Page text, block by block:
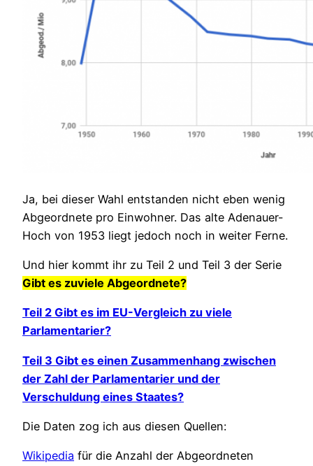
Ja, bei dieser Wahl entstanden nicht eben wenig
Abgeordnete pro Einwohner. Das alte Adenauer-
Hoch von 1953 liegt jedoch noch in weiter Ferne.
Und hier kommt ihr zu Teil 2 und Teil 3 der Serie
Gibt es zuviele Abgeordnete?
Teil 2 Gibt es im EU-Vergleich zu viele
Parlamentarier?
Teil 3 Gibt es einen Zusammenhang zwischen
der Zahl der Parlamentarier und der
Verschuldung eines Staates?
Die Daten zog ich aus diesen Quellen:
Wikipedia für die Anzahl der Abgeordneten